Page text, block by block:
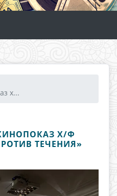
х...
Х/Ф
ТЕЧЕНИЯ»